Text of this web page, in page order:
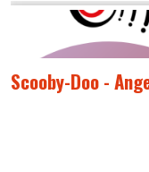
Scooby-Doo -